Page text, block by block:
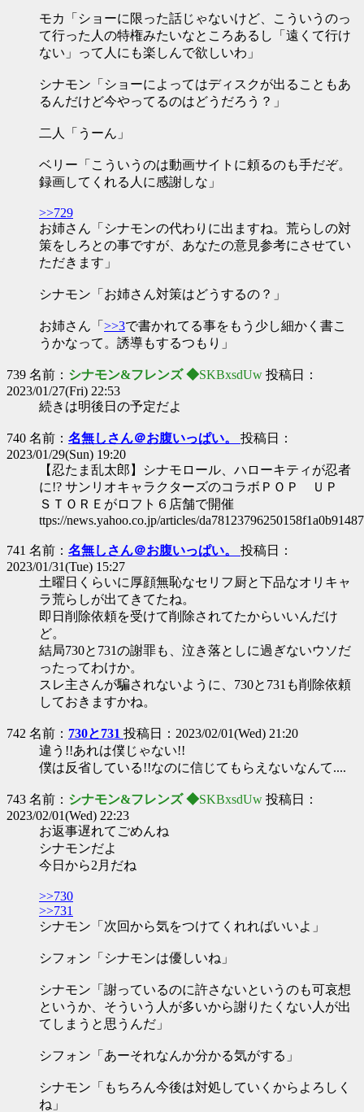
モカ「ショーに限った話じゃないけど、こういうのっ
て行った人の特権みたいなところあるし「遠くて行け
ない」って人にも楽しんで欲しいわ」
シナモン「ショーによってはディスクが出ることもあ
るんだけど今やってるのはどうだろう？」
二人「うーん」
ベリー「こういうのは動画サイトに頼るのも手だぞ。
録画してくれる人に感謝しな」
>>729
お姉さん「シナモンの代わりに出ますね。荒らしの対
策をしろとの事ですが、あなたの意見参考にさせてい
ただきます」
シナモン「お姉さん対策はどうするの？」
お姉さん「 >>3で書かれてる事をもう少し細かく書こ
うかなって。誘導もするつもり」
739 名前： シナモン&フレンズ ◆SKBxsdUw 投稿日：
2023/01/27(Fri) 22:53
続きは明後日の予定だよ
740 名前： 名無しさん＠お腹いっぱい。 投稿日：
2023/01/29(Sun) 19:20
【忍たま乱太郎】シナモロール、ハローキティが忍者
に!? サンリオキャラクターズのコラボＰＯＰ ＵＰ
ＳＴＯＲＥがロフト６店舗で開催
ttps://news.yahoo.co.jp/articles/
741 名前： 名無しさん＠お腹いっぱい。 投稿日：
2023/01/31(Tue) 15:27
土曜日くらいに厚顔無恥なセリフ厨と下品なオリキャ
ラ荒らしが出てきてたね。
即日削除依頼を受けて削除されてたからいいんだけ
ど。
結局730と731の謝罪も、泣き落としに過ぎないウソだ
ったってわけか。
スレ主さんが騙されないように、730と731も削除依頼
しておきますかね。
742 名前： 730と731 投稿日：2023/02/01(Wed) 21:20
違う!!あれは僕じゃない!!
僕は反省している!!なのに信じてもらえないなんて....
743 名前： シナモン&フレンズ ◆SKBxsdUw 投稿日：
2023/02/01(Wed) 22:23
お返事遅れてごめんね
シナモンだよ
今日から2月だね
>>730
>>731
シナモン「次回から気をつけてくれればいいよ」
シフォン「シナモンは優しいね」
シナモン「謝っているのに許さないというのも可哀想
というか、そういう人が多いから謝りたくない人が出
てしまうと思うんだ」
シフォン「あーそれなんか分かる気がする」
シナモン「もちろん今後は対処していくからよろしく
ね」